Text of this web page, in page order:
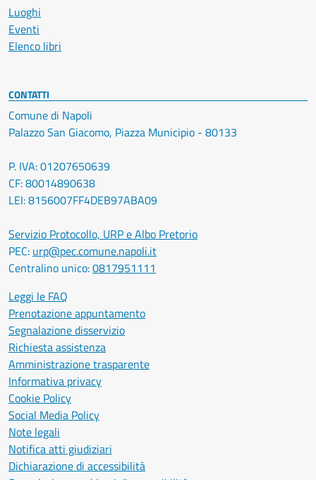
Luoghi
Eventi
Elenco libri
CONTATTI
Comune di Napoli
Palazzo San Giacomo, Piazza Municipio - 80133
P. IVA: 01207650639
CF: 80014890638
LEI: 8156007FF4DEB97ABA09
Servizio Protocollo, URP e Albo Pretorio
PEC: urp@pec.comune.napoli.it
Centralino unico:0817951111
Leggi le FAQ
Prenotazione appuntamento
Segnalazione disservizio
Richiesta assistenza
Amministrazione trasparente
Informativa privacy
Cookie Policy
Social Media Policy
Note legali
Notifica atti giudiziari
Dichiarazione di accessibilità